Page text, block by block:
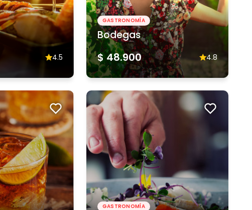
4.5
GASTRONOMÍA
Bodegas
$ 48.900 4.8
GASTRONOMÍA